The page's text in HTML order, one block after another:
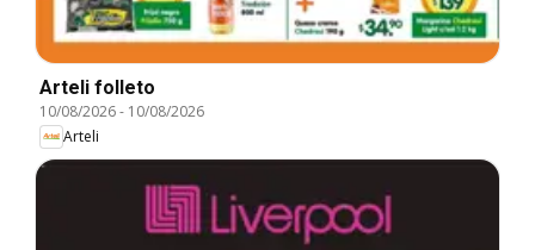
Arteli folleto
10/08/2026- 10/08/2026
Arteli